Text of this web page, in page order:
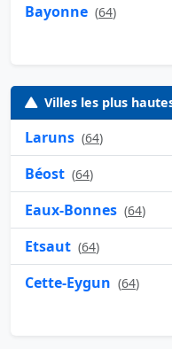
Bayonne (64)
Villes les plus
Laruns (64)
Béost (64)
Eaux-Bonnes (64)
Etsaut (64)
Cette-Eygun (64)